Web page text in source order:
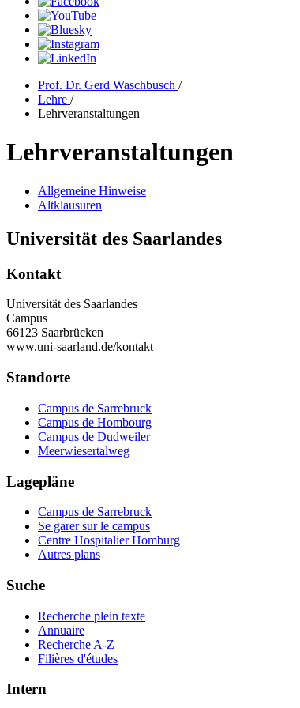
Prof. Dr. Gerd Waschbusch /
Lehre /
Lehrveranstaltungen
Lehrveranstaltungen
Allgemeine Hinweise
Altklausuren
Universität des Saarlandes
Kontakt
Universität des Saarlandes
Campus
66123 Saarbrücken
www.uni-saarland.de/kontakt
Standorte
Campus de Sarrebruck
Campus de Hombourg
Campus de Dudweiler
Meerwiesertalweg
Lagepläne
Campus de Sarrebruck
Se garer sur le campus
Centre Hospitalier Homburg
Autres plans
Suche
Recherche plein texte
Annuaire
Recherche A-Z
Filières d'études
Intern